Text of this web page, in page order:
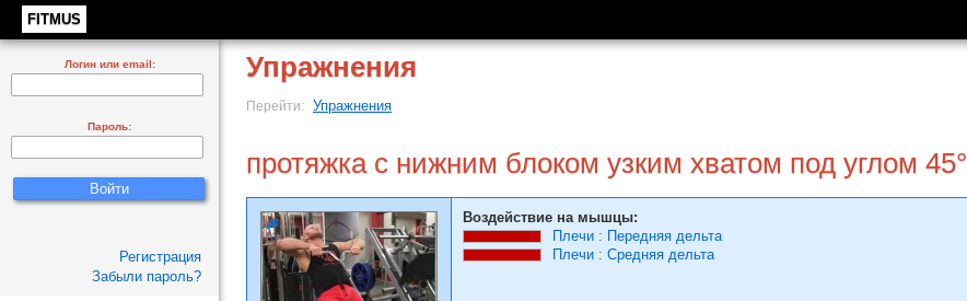
FITMUS
Упражнения
Перейти: Упражнения
протяжка с нижним блоком узким хватом под углом 45°
Воздействие на мышцы:
Плечи : Передняя дельта
Плечи : Средняя дельта
Логин или email:
Пароль:
Регистрация
Забыли пароль?